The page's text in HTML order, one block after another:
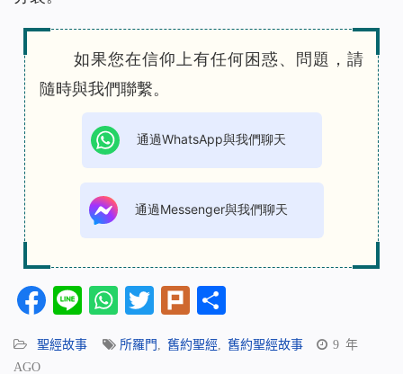
如果您在信仰上有任何困惑、問題，請
隨時與我們聯繫。
通過WhatsApp與我們聊天
通過Messenger與我們聊天
Facebook
LineWhatsApp
Twitter
Plurk
享
聖經故事 所羅門 舊約聖經 舊約聖經故事
9 年
AGO